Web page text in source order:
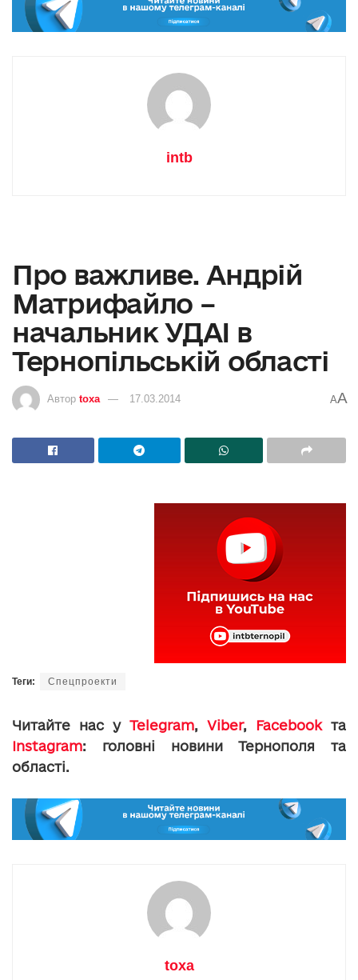
intb
Про важливе. Андрій
Матрифайло –
начальник УДАІ в
Тернопільській області
Автор toxa 17.03.2014 AA
Теги: Спецпроекти
Читайте нас у Telegram, Viber, Facebookта
Instagram: головні новини Тернополя та
області.
toxa